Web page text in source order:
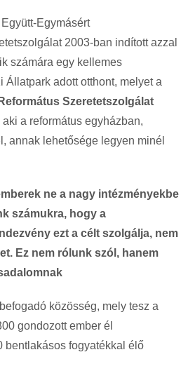
Egymásért
2003-ban indított azzal
számára egy kellemes
adott otthont, melyet a
Szeretetszolgálat
a református egyházban,
annak lehetősége legyen minél
ne a nagy intézményekbe
számukra, hogy a
ezt a célt szolgálja, nem
Ez nem rólunk szól, hanem
közösség, mely tesz a
gondozott ember él
bentlakásos fogyatékkal élő